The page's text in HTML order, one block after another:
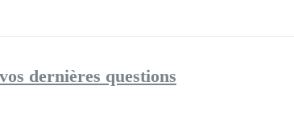
dernières questions